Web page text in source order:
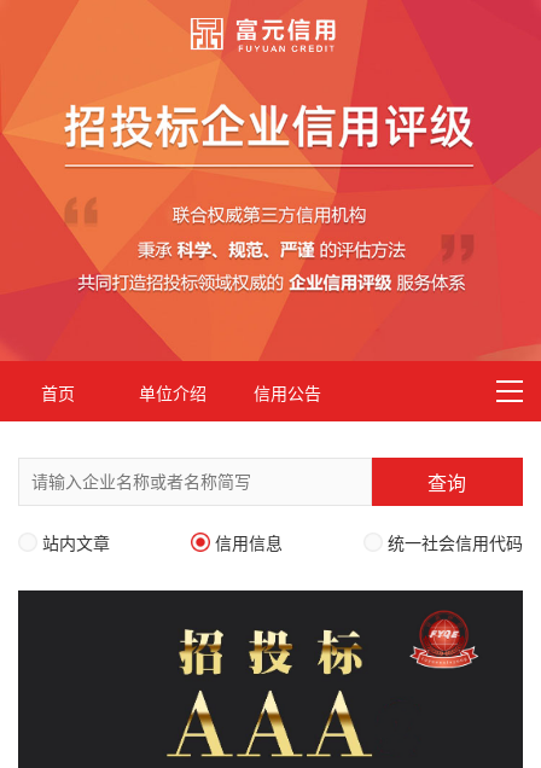
首页 单位介绍 信用公告
查询
站内文章 信用信息 统一社会信用代码